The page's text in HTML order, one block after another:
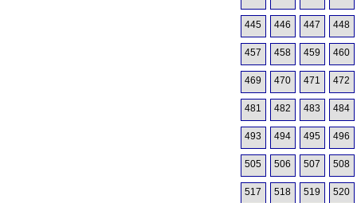
445 446 447 448
457 458 459 460
469 470 471 472
481 482 483 484
493 494 495 496
505 506 507 508
517 518 519 520